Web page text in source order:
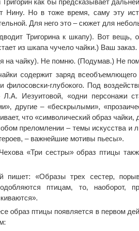
как бы предсказывает
Нину. Но в тоже время, саму эту
Для него это – сюжет для
Тригорина к шкапу). Вот вещь,
из шкапа чучело чайки.) Ваш заказ.
на чайку). Не помню. (Подумав.) Не
содержит заряд всеобъемлющего
филосовски-глубокого. Под
Л.А. Иезуитовой, «одни персонажи
другие – «бескрылыми»,
что «символический образ чайки,
преломлении – темы искусства и
– важнейшие мотивы пьесы».
«Три сестры» образ птицы
пишет: «Образы трех сестер,
птицам, то, наоборот,
образ птицы появляется в первом